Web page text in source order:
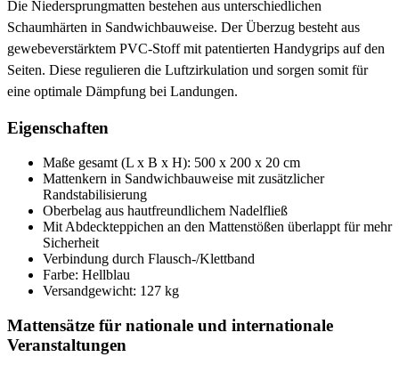
Die Niedersprungmatten bestehen aus unterschiedlichen
Schaumhärten in Sandwichbauweise. Der Überzug besteht aus
gewebeverstärktem PVC-Stoff mit patentierten Handygrips auf den
Seiten. Diese regulieren die Luftzirkulation und sorgen somit für
eine optimale Dämpfung bei Landungen.
Eigenschaften
Maße gesamt (L x B x H): 500 x 200 x 20 cm
Mattenkern in Sandwichbauweise mit zusätzlicher
Randstabilisierung
Oberbelag aus hautfreundlichem Nadelfließ
Mit Abdeckteppichen an den Mattenstößen überlappt für mehr
Sicherheit
Verbindung durch Flausch-/Klettband
Farbe: Hellblau
Versandgewicht: 127 kg
Mattensätze für nationale und internationale
Veranstaltungen